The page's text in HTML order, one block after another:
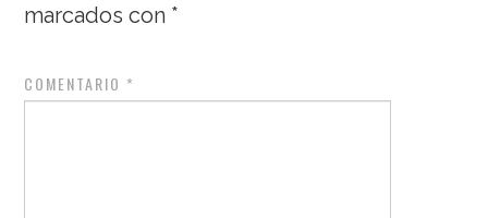
marcados con *
COMENTARIO *